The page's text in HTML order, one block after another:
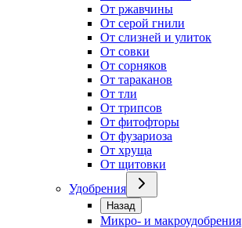
От ржавчины
От серой гнили
От слизней и улиток
От совки
От сорняков
От тараканов
От тли
От трипсов
От фитофторы
От фузариоза
От хруща
От щитовки
Удобрения
Назад
Микро- и макроудобрения